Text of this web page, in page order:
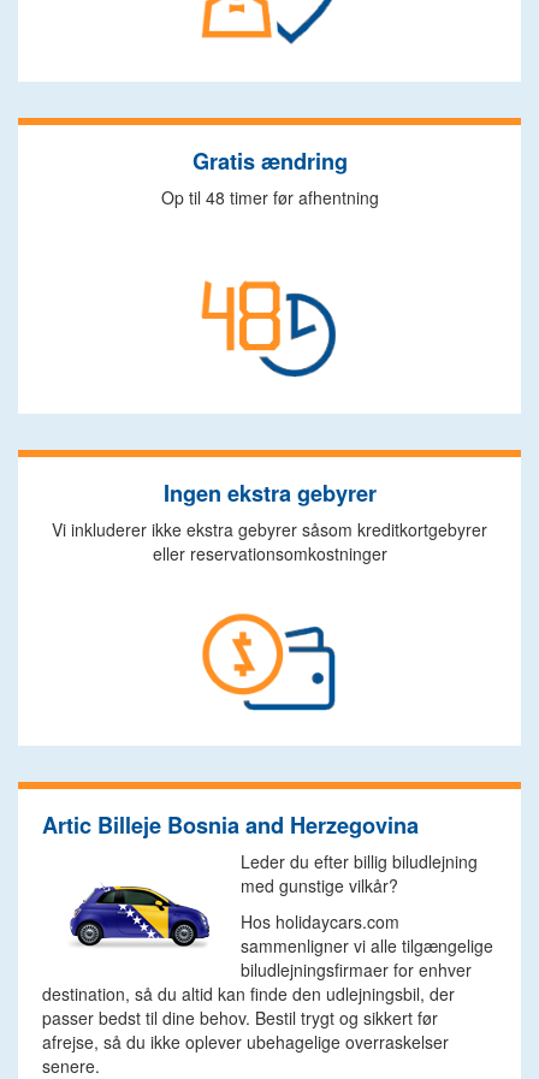
Gratis ændring
Op til 48 timer før afhentning
Ingen ekstra gebyrer
Vi inkluderer ikke ekstra gebyrer såsom kreditkortgebyrer
eller reservationsomkostninger
Artic Billeje Bosnia and Herzegovina
Leder du efter billig biludlejning
med gunstige vilkår?
Hos holidaycars.com
sammenligner vi alle tilgængelige
biludlejningsfirmaer for enhver
destination, så du altid kan finde den udlejningsbil, der
passer bedst til dine behov. Bestil trygt og sikkert før
afrejse, så du ikke oplever ubehagelige overraskelser
senere.